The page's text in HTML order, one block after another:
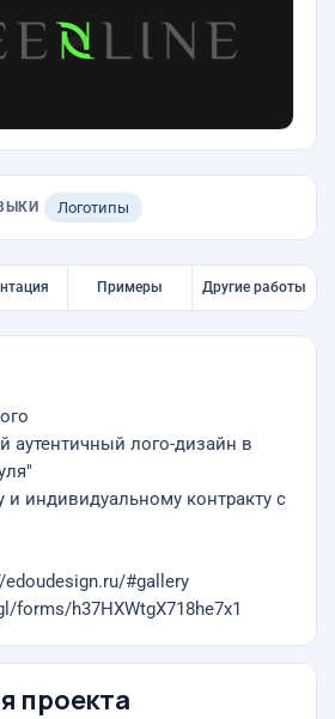
Логотипы
Примеры Другие работы
аутентичный лого-дизайн в
индивидуальному контракту с
edoudesign.ru/#gallery
forms/h37HXWtgX718he7x1
проекта